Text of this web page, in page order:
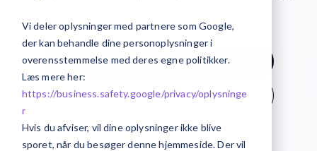
Vi deler oplysninger med partnere som Google,
der kan behandle dine personoplysninger i
overensstemmelse med deres egne politikker.
Læs mere her:
https://business.safety.google/privacy/oplysninge
r
Hvis du afviser, vil dine oplysninger ikke blive
sporet, når du besøger denne hjemmeside. Der vil
Kontakt os
Hent kravspecifikation